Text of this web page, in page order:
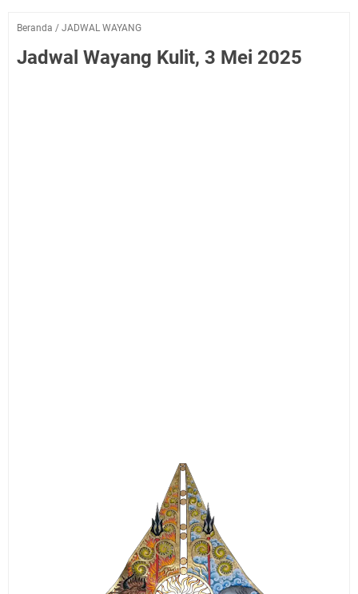
Beranda / JADWAL WAYANG
Jadwal Wayang Kulit, 3 Mei 2025